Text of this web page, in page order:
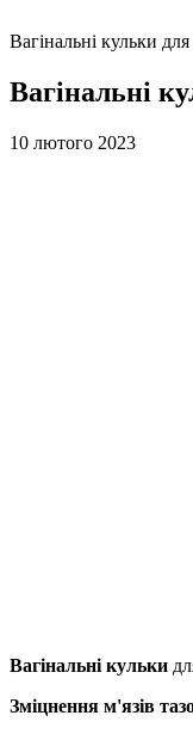
Вагінальні кульки
Вагінальні
10 лютого 2023
Вагінальні кульки
Зміцнення м'язів